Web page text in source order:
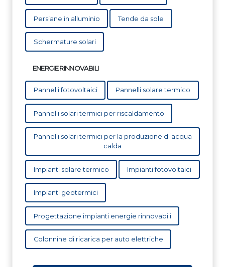
Persiane in alluminio Tende da sole
Schermature solari
ENERGIE RINNOVABILI
Pannelli fotovoltaici Pannelli solare termico
Pannelli solari termici per riscaldamento
Pannelli solari termici per la produzione di acqua
calda
Impianti solare termico Impianti fotovoltaici
Impianti geotermici
Progettazione impianti energie rinnovabili
Colonnine di ricarica per auto elettriche